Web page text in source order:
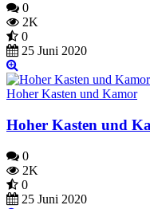
0
2K
0
25 Juni 2020
Hoher Kasten und Kamor
Hoher Kasten und
0
2K
0
25 Juni 2020